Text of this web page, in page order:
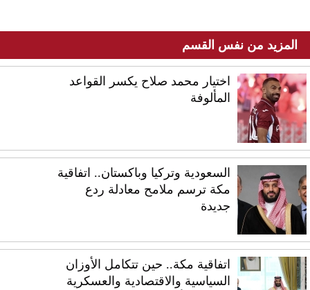
المزيد من نفس القسم
اختيار محمد صلاح يكسر القواعد
المألوفة
السعودية وتركيا وباكستان.. اتفاقية
مكة ترسم ملامح معادلة ردع
جديدة
اتفاقية مكة.. حين تتكامل الأوزان
السياسية والاقتصادية والعسكرية